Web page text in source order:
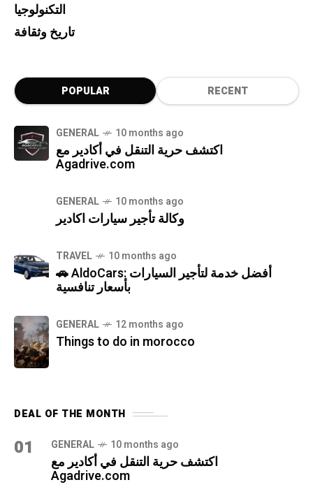
التكنولوجيا
تاريخ وثقافة
POPULAR RECENT
GENERAL 10 months ago
اكتشف حرية التنقل في أكادير مع
Agadrive.com
GENERAL 10 months ago
وكالة تأجير سيارات اكادير
TRAVEL 10 months ago
🚗 AldoCars: أفضل خدمة لتأجير السيارات
بأسعار تنافسية
GENERAL 12 months ago
Things to do in morocco
DEAL OF THE MONTH
01 GENERAL 10 months ago
اكتشف حرية التنقل في أكادير مع
Agadrive.com